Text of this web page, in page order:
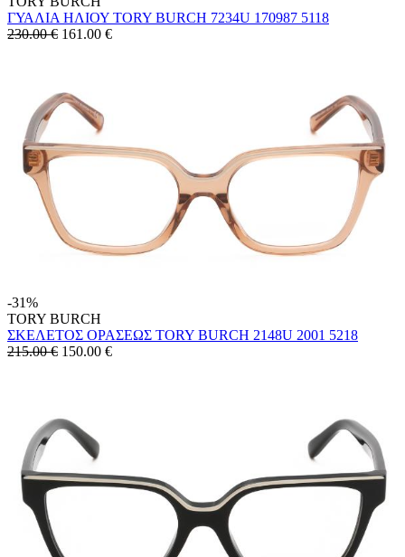
ΓΥΑΛΙΑ ΗΛΙΟΥ TORY BURCH 7234U 170987 5118
230.00 € 161.00 €
-31%
TORY BURCH
ΣΚΕΛΕΤΟΣ ΟΡΑΣΕΩΣ TORY BURCH 2148U 2001 5218
215.00 € 150.00 €